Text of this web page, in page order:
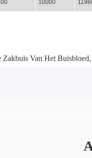
10000
Zakbuis Van Het Buisbloed,